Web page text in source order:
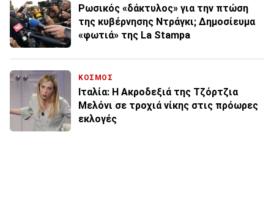
Ρωσικός «δάκτυλος» για την πτώση
της κυβέρνησης Ντράγκι; Δημοσίευμα
«φωτιά» της La Stampa
ΚΟΣΜΟΣ
Ιταλία: Η Ακροδεξιά της Τζόρτζια
Μελόνι σε τροχιά νίκης στις πρόωρες
εκλογές